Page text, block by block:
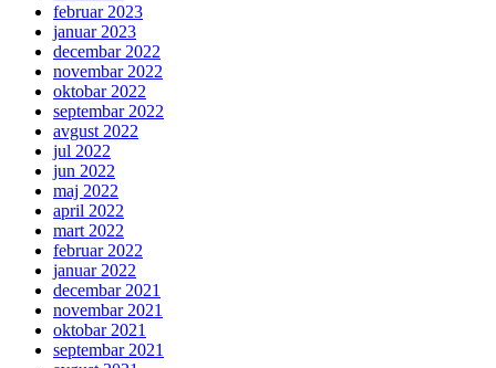
februar 2023
januar 2023
decembar 2022
novembar 2022
oktobar 2022
septembar 2022
avgust 2022
jul 2022
jun 2022
maj 2022
april 2022
mart 2022
februar 2022
januar 2022
decembar 2021
novembar 2021
oktobar 2021
septembar 2021